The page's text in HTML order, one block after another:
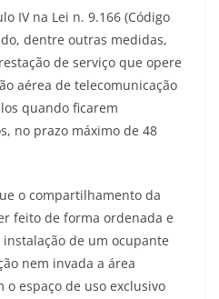
IV na Lei n. 9.166 (Código
dentre outras medidas,
de serviço que opere
aérea de telecomunicação
quando ficarem
no prazo máximo de 48
o compartilhamento da
feito de forma ordenada e
de um ocupante
nem invada a área
espaço de uso exclusivo